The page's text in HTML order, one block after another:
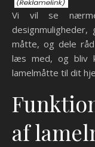
Vi vil se
måtte, og dele
læs med, og bliv
lamelmåtte til dit
af